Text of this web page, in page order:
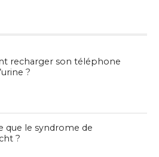
recharger son téléphone
?
que le syndrome de
?